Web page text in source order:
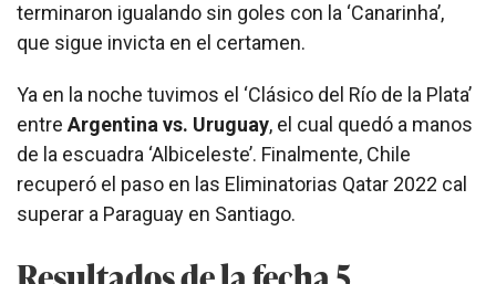
terminaron igualando sin goles con la ‘Canarinha’,
que sigue invicta en el certamen.
Ya en la noche tuvimos el ‘Clásico del Río de la Plata’
entre Argentina vs. Uruguay, el cual quedó a manos
de la escuadra ‘Albiceleste’. Finalmente, Chile
recuperó el paso en las Eliminatorias Qatar 2022 cal
superar a Paraguay en Santiago.